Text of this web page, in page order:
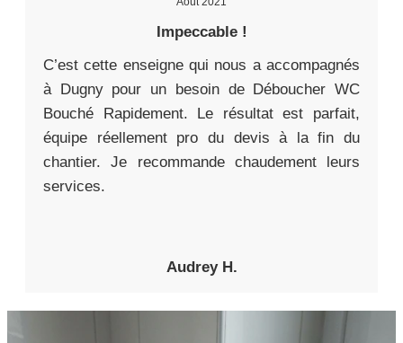
Impeccable !
C’est cette enseigne qui nous a accompagnés
à Dugny pour un besoin de Déboucher WC
Bouché Rapidement. Le résultat est parfait,
équipe réellement pro du devis à la fin du
chantier. Je recommande chaudement leurs
services.
Audrey H.